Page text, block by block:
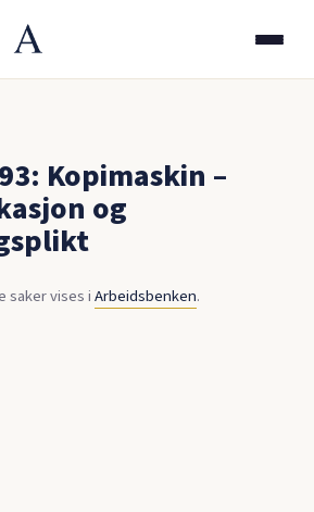
Kopimaskin –
og
saker vises iArbeidsbenken.